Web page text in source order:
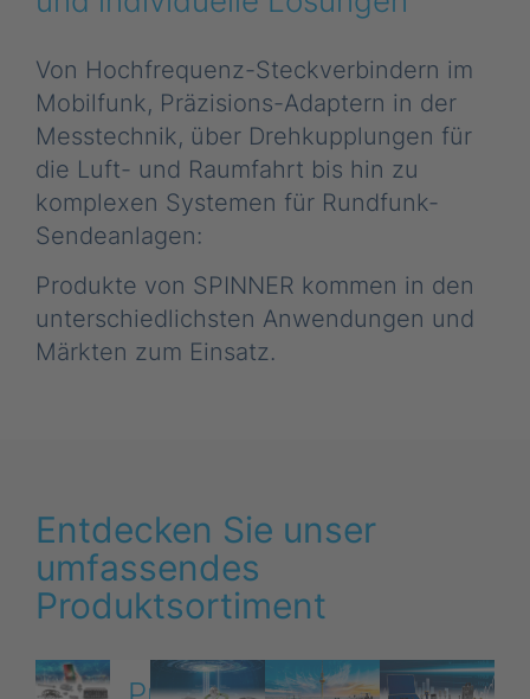
Von Hochfrequenz-Steckverbindern im
Mobilfunk, Präzisions-Adaptern in der
Messtechnik, über Drehkupplungen für
die Luft- und Raumfahrt bis hin zu
komplexen Systemen für Rundfunk-
Sendeanlagen:
Produkte von SPINNER kommen in den
unterschiedlichsten Anwendungen und
Märkten zum Einsatz.
Entdecken Sie unser
umfassendes
Produktsortiment